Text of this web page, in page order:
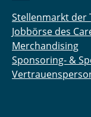
Stellenmarkt der
Jobbörse des
Merchandising
Sponsoring- &